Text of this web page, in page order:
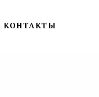
КОНТАКТЫ